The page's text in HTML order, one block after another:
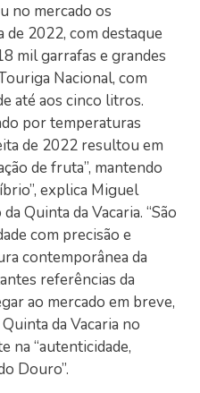
no mercado os
2022, com destaque
mil garrafas e grandes
Nacional, com
até aos cinco litros.
por temperaturas
de 2022 resultou em
de fruta”, mantendo
explica Miguel
Quinta da Vacaria. “São
com precisão e
contemporânea da
referências da
ao mercado em breve,
da Vacaria no
na “autenticidade,
Douro”.